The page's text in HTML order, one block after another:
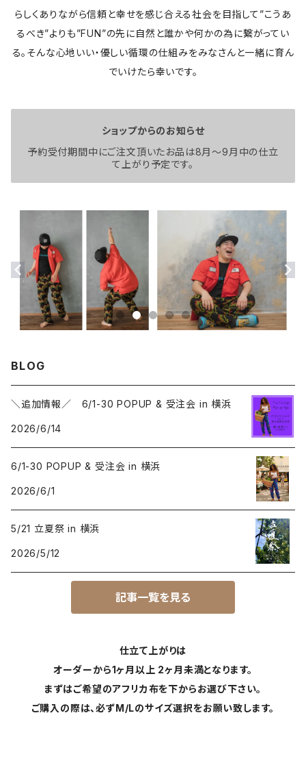
らしくありながら信頼と幸せを感じ合える社会を目指して”こうあ
るべき”よりも”FUN”の先に自然と誰かや何かの為に繋がってい
る。そんな心地いい・優しい循環の仕組みをみなさんと一緒に育ん
でいけたら幸いです。
ショップからのお知らせ
予約受付期間中にご注文頂いたお品は8月〜9月中の仕立
て上がり予定です。
BLOG
＼追加情報／ 6/1-30 POPUP & 受注会 in 横浜
2026/6/14
6/1-30 POPUP & 受注会 in 横浜
2026/6/1
5/21 立夏祭 in 横浜
2026/5/12
記事一覧を見る
仕立て上がりは
オーダーから1ヶ月以上 2ヶ月未満となります。
まずはご希望のアフリカ布を下からお選び下さい。
ご購入の際は、必ずM/Lのサイズ選択をお願い致します。